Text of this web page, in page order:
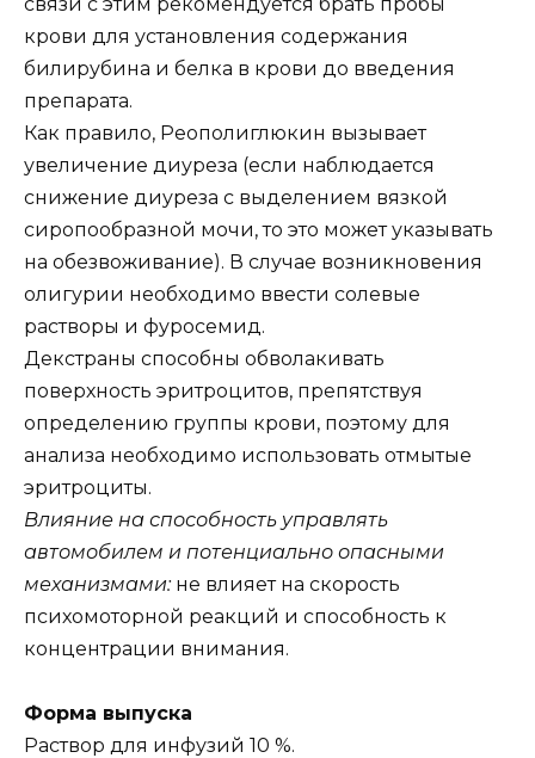
крови для установления содержания
билирубина и белка в крови до введения
препарата.
Как правило, Реополиглюкин вызывает
увеличение диуреза (если наблюдается
снижение диуреза с выделением вязкой
сиропообразной мочи, то это может указывать
на обезвоживание). В случае возникновения
олигурии необходимо ввести солевые
растворы и фуросемид.
Декстраны способны обволакивать
поверхность эритроцитов, препятствуя
определению группы крови, поэтому для
анализа необходимо использовать отмытые
эритроциты.
Влияние на способность управлять
автомобилем и потенциально опасными
механизмами:не влияет на скорость
психомоторной реакций и способность к
концентрации внимания.
Форма выпуска
Раствор для инфузий 10 %.